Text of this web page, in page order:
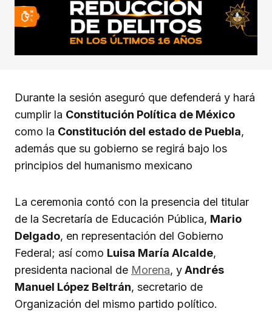
Durante la sesión aseguró que defenderá y hará
cumplir la Constitución Política de México
como la Constitución del estado de Puebla,
además que su gobierno se regirá bajo los
principios del humanismo mexicano
La ceremonia contó con la presencia del titular
de la Secretaría de Educación Pública, Mario
Delgado, en representación del Gobierno
Federal; así como Luisa María Alcalde,
presidenta nacional de Morena, yAndrés
Manuel López Beltrán, secretario de
Organización del mismo partido político.